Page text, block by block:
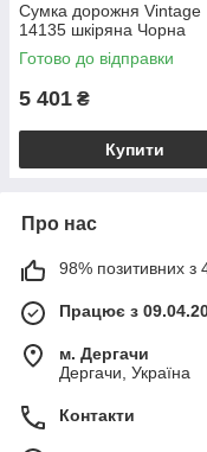
Сумка дорожня Vintage
14135 шкіряна Чорна
Готово до відправки
5 401 ₴
Купити
Про нас
98% позитивних з
Працює з
м. Дергачи
Дергачи, Україна
Контакти